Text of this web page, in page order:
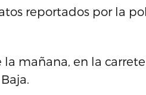
reportados por la
mañana, en la